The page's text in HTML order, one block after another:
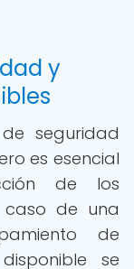
y
seguridad
es esencial
de los
de una
de
se